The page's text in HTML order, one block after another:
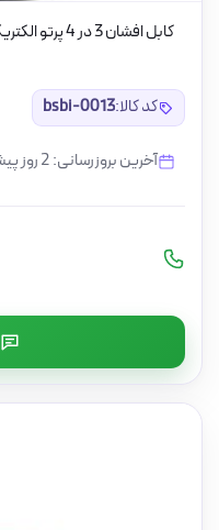
کابل افشان 3 در 4 پرتو الکتریک
کد کالا:bsbi-0013
آخرین بروزرسانی: 2 روز پیش